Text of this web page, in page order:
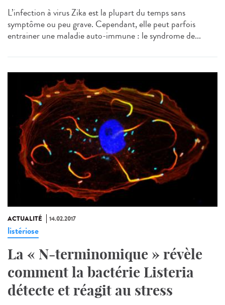
L’infection à virus Zika est la plupart du temps sans
symptôme ou peu grave. Cependant, elle peut parfois
entrainer une maladie auto-immune : le syndrome de...
ACTUALITÉ 14.02.2017
listériose
La « N-terminomique » révèle
comment la bactérie Listeria
détecte et réagit au stress